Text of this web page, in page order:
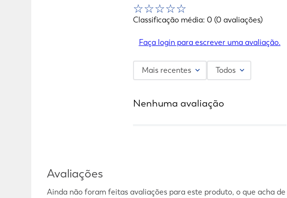
☆☆☆☆☆
Classificação média: 0 (0 avaliações)
Faça login para escrever uma avaliação.
Mais recentes Todos
Nenhuma avaliação
Avaliações
Ainda não foram feitas avaliações para este produto, o que acha